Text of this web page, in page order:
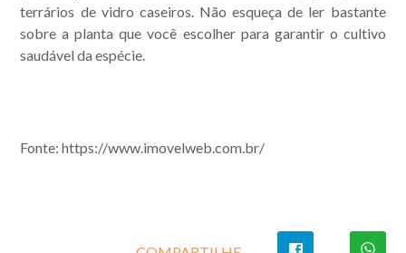
terrários de vidro caseiros. Não esqueça de ler bastante
sobre a planta que você escolher para garantir o cultivo
saudável da espécie.
Fonte: https://www.imovelweb.com.br/